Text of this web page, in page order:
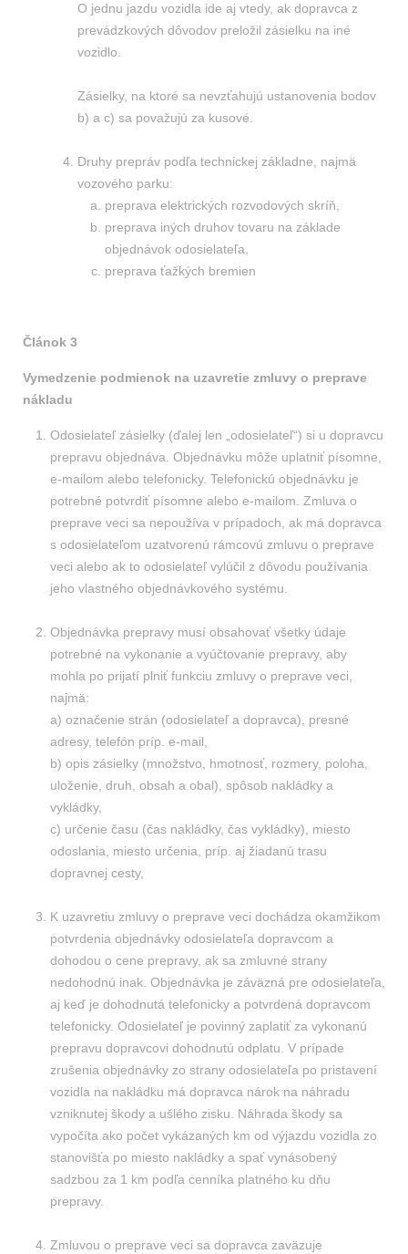
O jednu jazdu vozidla ide aj vtedy, ak dopravca z
prevádzkových dôvodov preložil zásielku na iné
vozidlo.
Zásielky, na ktoré sa nevzťahujú ustanovenia bodov
b) a c) sa považujú za kusové.
Druhy prepráv podľa technickej základne, najmä
vozového parku:
preprava elektrických rozvodových skríň,
preprava iných druhov tovaru na základe
objednávok odosielateľa,
preprava ťažkých bremien
Článok 3
Vymedzenie podmienok na uzavretie zmluvy o preprave
nákladu
Odosielateľ zásielky (ďalej len „odosielateľ“) si u dopravcu
prepravu objednáva. Objednávku môže uplatniť písomne,
e-mailom alebo telefonicky. Telefonickú objednávku je
potrebné potvrdiť písomne alebo e-mailom. Zmluva o
preprave veci sa nepoužíva v prípadoch, ak má dopravca
s odosielateľom uzatvorenú rámcovú zmluvu o preprave
veci alebo ak to odosielateľ vylúčil z dôvodu používania
jeho vlastného objednávkového systému.
Objednávka prepravy musí obsahovať všetky údaje
potrebné na vykonanie a vyúčtovanie prepravy, aby
mohla po prijatí plniť funkciu zmluvy o preprave veci,
najmä:
a) označenie strán (odosielateľ a dopravca), presné
adresy, telefón príp. e-mail,
b) opis zásielky (množstvo, hmotnosť, rozmery, poloha,
uloženie, druh, obsah a obal), spôsob nakládky a
vykládky,
c) určenie času (čas nakládky, čas vykládky), miesto
odoslania, miesto určenia, príp. aj žiadanú trasu
dopravnej cesty,
K uzavretiu zmluvy o preprave veci dochádza okamžikom
potvrdenia objednávky odosielateľa dopravcom a
dohodou o cene prepravy, ak sa zmluvné strany
nedohodnú inak. Objednávka je záväzná pre odosielateľa,
aj keď je dohodnutá telefonicky a potvrdená dopravcom
telefonicky. Odosielateľ je povinný zaplatiť za vykonanú
prepravu dopravcovi dohodnutú odplatu. V prípade
zrušenia objednávky zo strany odosielateľa po pristavení
vozidla na nakládku má dopravca nárok na náhradu
vzniknutej škody a ušlého zisku. Náhrada škody sa
vypočíta ako počet vykázaných km od výjazdu vozidla zo
stanovišťa po miesto nakládky a spať vynásobený
sadzbou za 1 km podľa cenníka platného ku dňu
prepravy.
Zmluvou o preprave veci sa dopravca zaväzuje